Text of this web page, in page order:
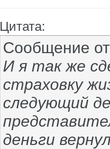
Цитата:
Сообщение
И я так же
страховку
следующий
деньги